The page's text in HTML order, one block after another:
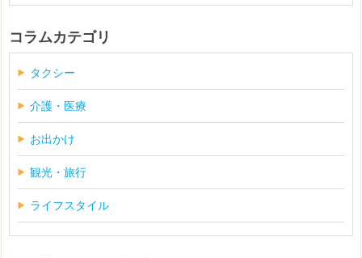
コラムカテゴリ
タクシー
介護・医療
お出かけ
観光・旅行
ライフスタイル